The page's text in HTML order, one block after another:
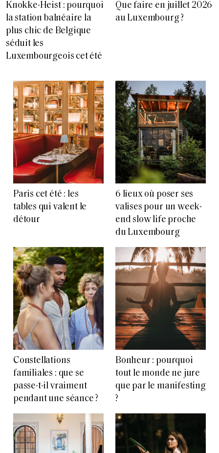
Knokke-Heist : pourquoi
la station balnéaire la
plus chic de Belgique
séduit les
Luxembourgeois cet été
Que faire en juillet 2026
au Luxembourg ?
Paris cet été : les
tables qui valent le
détour
6 lieux où poser ses
valises pour un week-
end slow life proche
du Luxembourg
Constellations
familiales : que se
passe-t-il vraiment
pendant une séance ?
Bonheur : pourquoi
tout le monde ne jure
que par le manifesting
?